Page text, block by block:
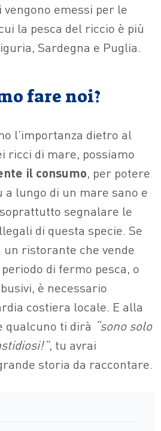
emessi per le
la pesca del riccio è più
Sardegna e Puglia.
fare noi?
l’importanza dietro al
ricci di mare, possiamo
il consumo, per potere
a lungo di un mare sano e
segnalare le
di questa specie. Se
un ristorante che vende
di fermo pesca, o
è necessario
costiera locale. E alla
qualcuno ti dirà “sono solo
, tu avrai
storia da raccontare.